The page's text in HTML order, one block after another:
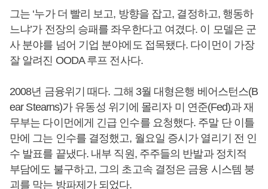
그는 ‘누가 더 빨리 보고, 방향을 잡고, 결정하고, 행동하
느냐’가 전장의 승패를 좌우한다고 여겼다. 이 모델은 군
사 분야를 넘어 기업 분야에도 접목됐다. 다이먼이 가장
잘 알려진 OODA 루프 전사다.
2008년 금융위기 때다. 그해 3월 대형은행 베어스턴스(B
ear Stearns)가 유동성 위기에 몰리자 미 연준(Fed)과 재
무부는 다이먼에게 긴급 인수를 요청했다. 주말 단 이틀
만에 그는 인수를 결정했고, 월요일 증시가 열리기 전 인
수 발표를 끝냈다. 내부 직원, 주주들의 반발과 정치적
부담에도 불구하고, 그의 초고속 결정은 금융 시스템 붕
괴를 막는 방파제가 되었다.